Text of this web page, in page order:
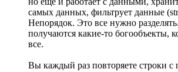
самых данных, фильтрует данные
Непорядок. Это все нужно
получаются какие-то богообъекты,
все.
Вы каждый раз повторяете строки с